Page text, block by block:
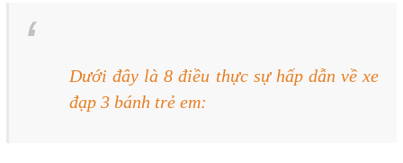
Dưới đây là 8 điều thực sự hấp dẫn về xe
đạp 3 bánh trẻ em: